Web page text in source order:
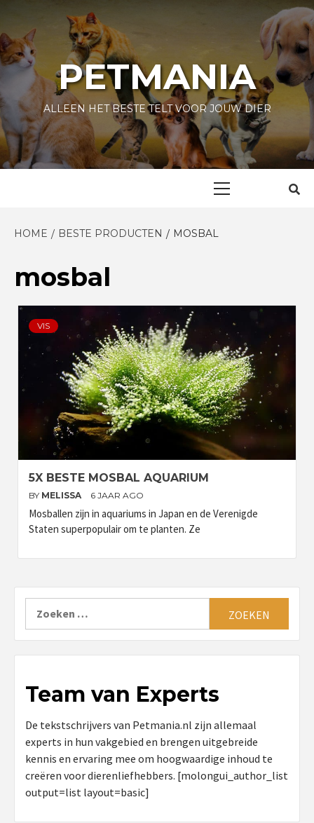
content
PETMANIA
ALLEEN HET BESTE TELT VOOR JOUW DIER
HOME BESTE PRODUCTEN MOSBAL
mosbal
VIS
5X BESTE MOSBAL AQUARIUM
BY MELISSA 6 JAAR AGO
Mosballen zijn in aquariums in Japan en de Verenigde
Staten superpopulair om te planten. Ze
Team van Experts
De tekstschrijvers van Petmania.nl zijn allemaal
experts in hun vakgebied en brengen uitgebreide
kennis en ervaring mee om hoogwaardige inhoud te
creëren voor dierenliefhebbers. [molongui_author_list
output=list layout=basic]